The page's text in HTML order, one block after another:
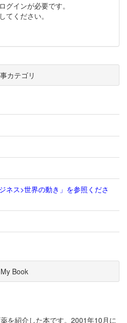
グインが必要です。
てください。
カテゴリ
ネス>世界の動き」を参照くださ
My Book
を紹介した本です。2001年10月に